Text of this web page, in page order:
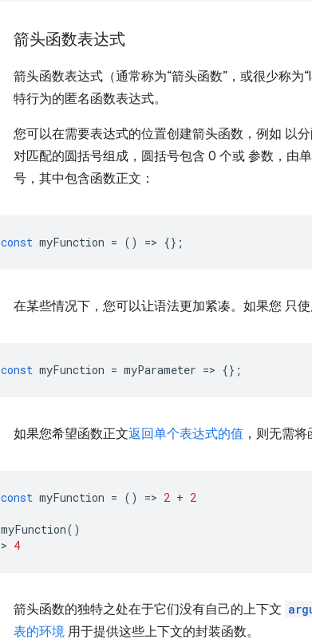
箭头函数表达式
箭头函数表达式（通常称为“箭头函数”，或很少称
特行为的匿名函数表达式。
您可以在需要表达式的位置创建箭头函数，例如 以
对匹配的圆括号组成，圆括号包含 0 个或 参数，由
号，其中包含函数正文：
const myFunction = () => {};
在某些情况下，您可以让语法更加紧凑。如果您 只
const myFunction = myParameter => {};
如果您希望函数正文返回单个表达式的值 ，则无需
const myFunction = () => 2 + 2
myFunction()
> 4
箭头函数的独特之处在于它们没有自己的上下文
表的环境 用于提供这些上下文的封装函数。